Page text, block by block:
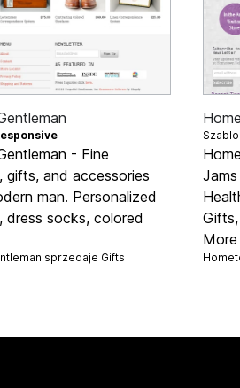
- Fine
gifts, and accessories
man. Personalized
dress socks, colored
sprzedaje Gifts
More